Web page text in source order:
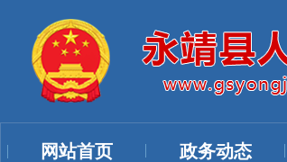
网站首页 政务动态